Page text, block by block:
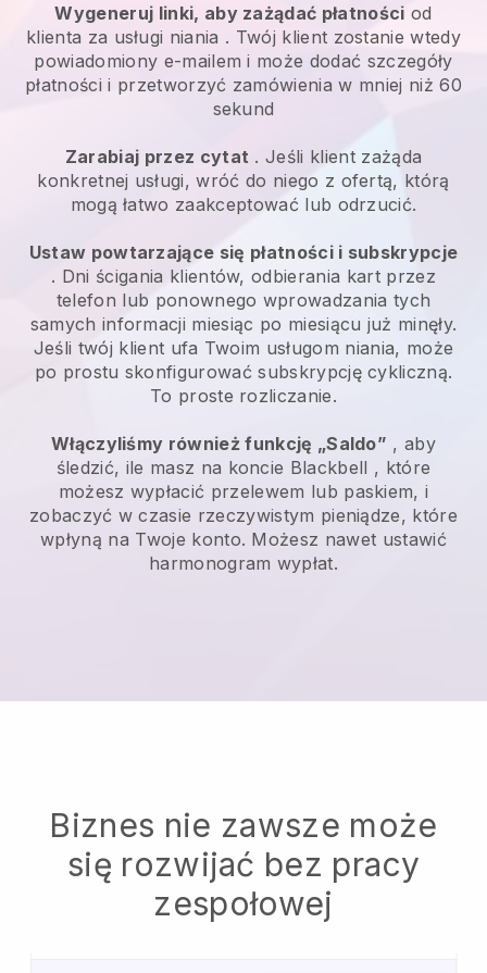
Wygeneruj linki, aby zażądać płatności od
klienta za usługi niania . Twój klient zostanie wtedy
powiadomiony e-mailem i może dodać szczegóły
płatności i przetworzyć zamówienia w mniej niż 60
sekund
Zarabiaj przez cytat . Jeśli klient zażąda
konkretnej usługi, wróć do niego z ofertą, którą
mogą łatwo zaakceptować lub odrzucić.
Ustaw powtarzające się płatności i subskrypcje
. Dni ścigania klientów, odbierania kart przez
telefon lub ponownego wprowadzania tych
samych informacji miesiąc po miesiącu już minęły.
Jeśli twój klient ufa Twoim usługom niania, może
po prostu skonfigurować subskrypcję cykliczną.
To proste rozliczanie.
Włączyliśmy również funkcję „Saldo” , aby
śledzić, ile masz na koncie Blackbell , które
możesz wypłacić przelewem lub paskiem, i
zobaczyć w czasie rzeczywistym pieniądze, które
wpłyną na Twoje konto. Możesz nawet ustawić
harmonogram wypłat.
Biznes nie zawsze może
się rozwijać bez pracy
zespołowej